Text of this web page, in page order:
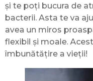
și te poți bucura de
bacterii. Asta te va
avea un miros
flexibil și moale.
îmbunătățire a vieții!